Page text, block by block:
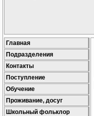
Главная
Подразделения
Контакты
Поступление
Обучение
Проживание, досуг
Школьный фольклор